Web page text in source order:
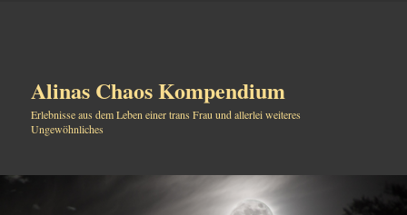
Alinas Chaos Kompendium
Erlebnisse aus dem Leben einer trans Frau und allerlei weiteres
Ungewöhnliches